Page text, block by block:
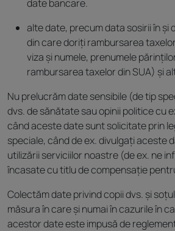
date bancare.
alte date, precum data sosirii în și
din care doriți rambursarea
viza și numele, prenumele
rambursarea taxelor din SUA) și
Nu prelucrăm date sensibile (de tip
dvs. de sănătate sau opinii politice cu
când aceste date sunt solicitate prin
speciale, când de ex. divulgați aceste
utilizării serviciilor noastre (de ex. ne
încasate cu titlu de compensație
Colectăm date privind copii dvs. și
măsura în care și numai în cazurile în
acestor date este impusă de